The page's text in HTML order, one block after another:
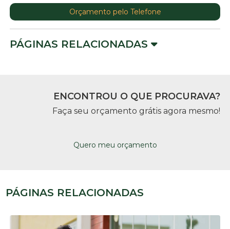
Orçamento pelo Telefone
PÁGINAS RELACIONADAS
ENCONTROU O QUE PROCURAVA?
Faça seu orçamento grátis agora mesmo!
Quero meu orçamento
PÁGINAS RELACIONADAS